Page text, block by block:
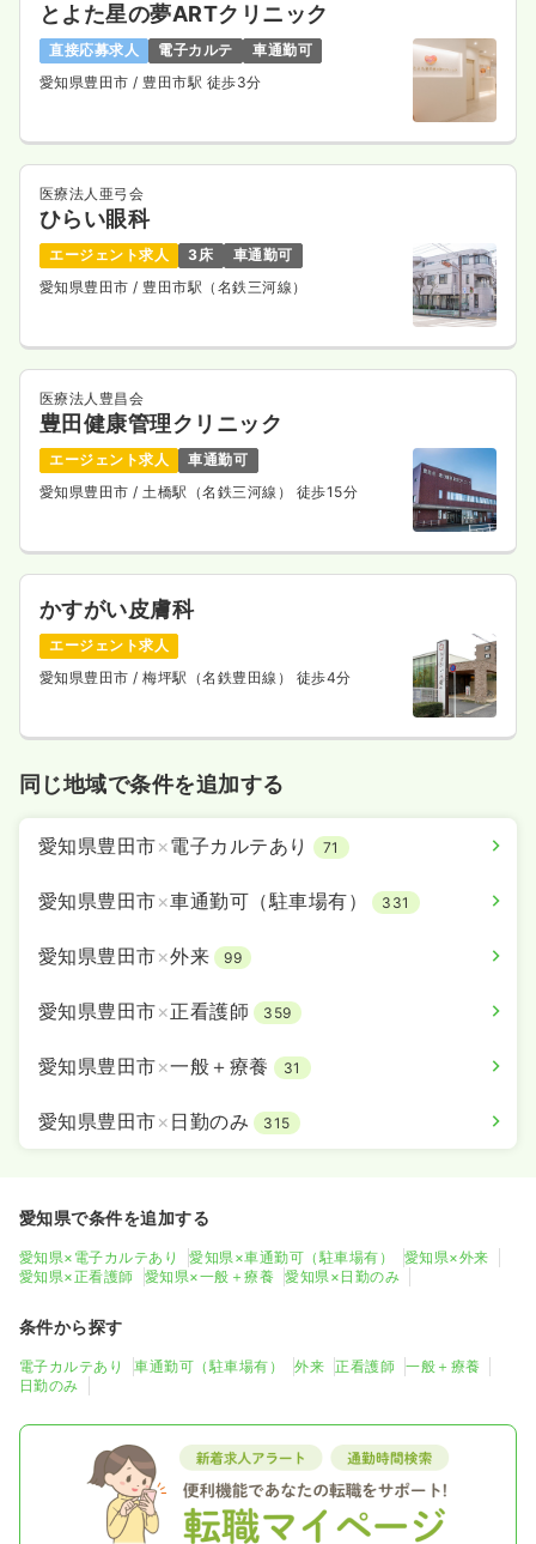
とよた星の夢ARTクリニック
直接応募求人 電子カルテ
車通勤可
愛知県豊田市 / 豊田市駅 徒歩3分
医療法人亜弓会
ひらい眼科
エージェント求人 3床
車通勤可
愛知県豊田市 / 豊田市駅（名鉄三河線）
医療法人豊昌会
豊田健康管理クリニック
エージェント求人
車通勤可
愛知県豊田市 / 土橋駅（名鉄三河線） 徒歩15分
かすがい皮膚科
エージェント求人
愛知県豊田市 / 梅坪駅（名鉄豊田線） 徒歩4分
同じ地域で条件を追加する
愛知県豊田市×電子カルテあり 71
愛知県豊田市×車通勤可（駐車場有） 331
愛知県豊田市×外来 99
愛知県豊田市×正看護師 359
愛知県豊田市×一般＋療養 31
愛知県豊田市× 日勤のみ 315
愛知県で条件を追加する
愛知県×電子カルテあり 愛知県×車通勤可（駐車場有）
愛知県×外来
愛知県×正看護師
愛知県×一般＋療養 愛知県×日勤のみ
条件から探す
電子カルテあり 車通勤可（駐車場有） 外来 正看護師
一般＋療養
日勤のみ